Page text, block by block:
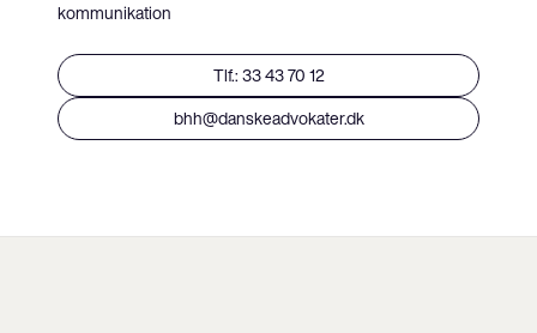
kommunikation
Tlf.: 33 43 70 12
bhh@danskeadvokater.dk